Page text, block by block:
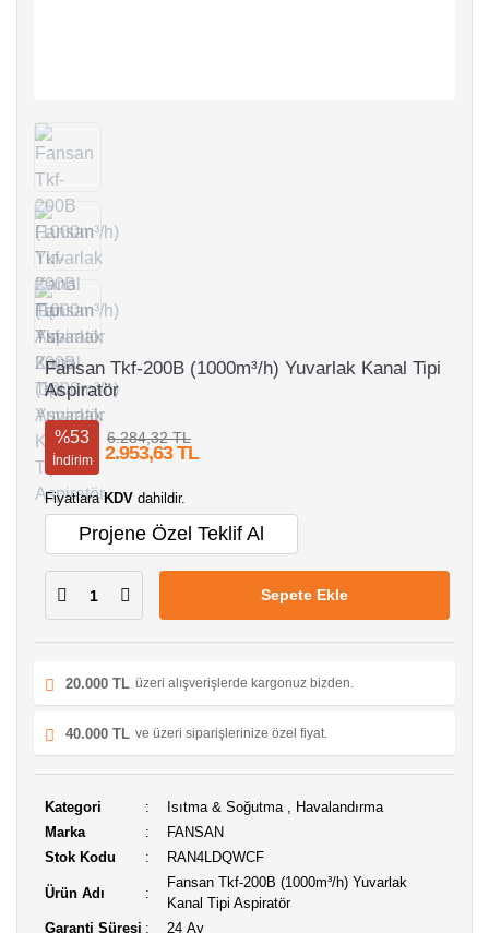
Fansan Tkf-200B (1000m³/h) Yuvarlak Kanal Tipi
Aspiratör
%53
İndirim
6.284,32 TL
2.953,63 TL
Fiyatlara KDV dahildir.
Projene Özel Teklif Al
Sepete Ekle
20.000 TL üzeri alışverişlerde kargonuz bizden.
40.000 TL ve üzeri siparişlerinize özel fiyat.
Kategori Isıtma & Soğutma , Havalandırma
Marka
FANSAN
Stok Kodu
RAN4LDQWCF
Ürün Adı
Fansan Tkf-200B (1000m³/h) Yuvarlak
Kanal Tipi Aspiratör
Garanti Süresi
24 Ay